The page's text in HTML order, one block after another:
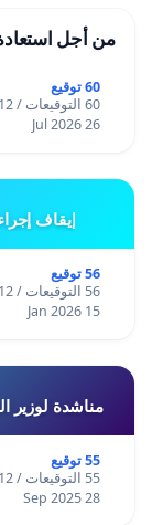
من أجل
60 توقيع
60 التوقيعات / 12 أشهر
26 Jul 2026
إيقاف
56 توقيع
56 التوقيعات / 12 أشهر
15 Jan 2026
مناشدة لوزير
55 توقيع
55 التوقيعات / 12 أشهر
28 Sep 2025